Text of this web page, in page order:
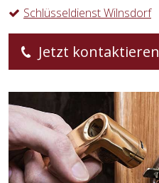
Schlüsseldienst Wilnsdorf
Jetzt kontaktieren